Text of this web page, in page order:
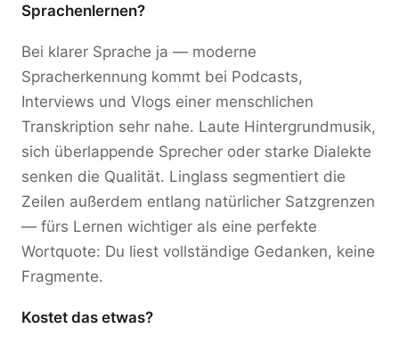
Sprachenlernen?
Bei klarer Sprache ja — moderne
Spracherkennung kommt bei Podcasts,
Interviews und Vlogs einer menschlichen
Transkription sehr nahe. Laute Hintergrundmusik,
sich überlappende Sprecher oder starke Dialekte
senken die Qualität. Linglass segmentiert die
Zeilen außerdem entlang natürlicher Satzgrenzen
— fürs Lernen wichtiger als eine perfekte
Wortquote: Du liest vollständige Gedanken, keine
Fragmente.
Kostet das etwas?